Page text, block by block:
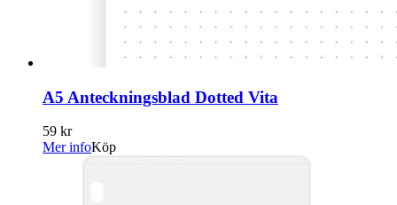
A5 Anteckningsblad Dotted Vita
59 kr
Mer infoKöp